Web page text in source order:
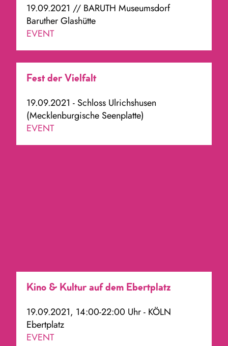
19.09.2021 // BARUTH Museumsdorf
Baruther Glashütte
EVENT
Fest der Vielfalt
19.09.2021 - Schloss Ulrichshusen
(Mecklenburgische Seenplatte)
EVENT
Kino & Kultur auf dem Ebertplatz
19.09.2021, 14:00-22:00 Uhr - KÖLN
Ebertplatz
EVENT